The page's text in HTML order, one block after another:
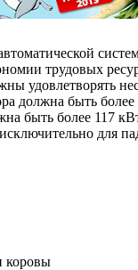
трудовых
удовлетворять
должна быть более
быть более 117
для
коровы